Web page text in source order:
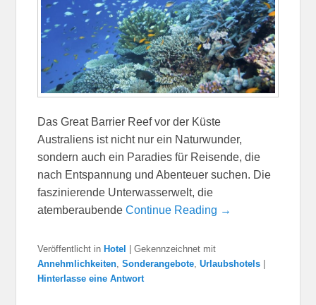
Das Great Barrier Reef vor der Küste
Australiens ist nicht nur ein Naturwunder,
sondern auch ein Paradies für Reisende, die
nach Entspannung und Abenteuer suchen. Die
faszinierende Unterwasserwelt, die
atemberaubendeContinue Reading →
Veröffentlicht in Hotel |Gekennzeichnet mit
Annehmlichkeiten ,Sonderangebote ,Urlaubshotels
Hinterlasse eine Antwort